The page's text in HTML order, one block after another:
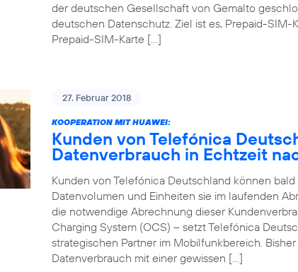
der deutschen Gesellschaft von Gemalto
deutschen Datenschutz. Ziel ist es, Prepaid-
Prepaid-SIM-Karte […]
27. Februar 2018
KOOPERATION MIT HUAWEI:
Kunden von Telefónica
Datenverbrauch in Echtzeit
Kunden von Telefónica Deutschland können
Datenvolumen und Einheiten sie im laufenden
die notwendige Abrechnung dieser
Charging System (OCS) – setzt Telefónica
strategischen Partner im Mobilfunkbereich.
Datenverbrauch mit einer gewissen […]